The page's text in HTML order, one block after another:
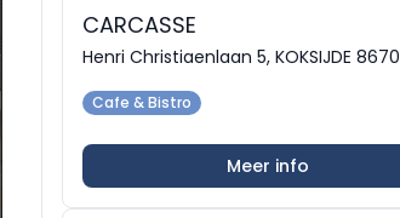
CARCASSE
Henri Christiaenlaan 5, KOKSIJDE 8670
Cafe & Bistro
Meer info